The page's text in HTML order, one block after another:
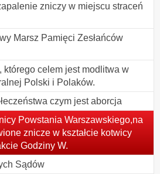
zniczy w miejscu straceń
Marsz Pamięci Zesłańców
którego celem jest modlitwa w
Polski i Polaków.
czym jest aborcja
Powstania Warszawskiego,na
znicze w kształcie kotwicy
Godziny W.
Sądów